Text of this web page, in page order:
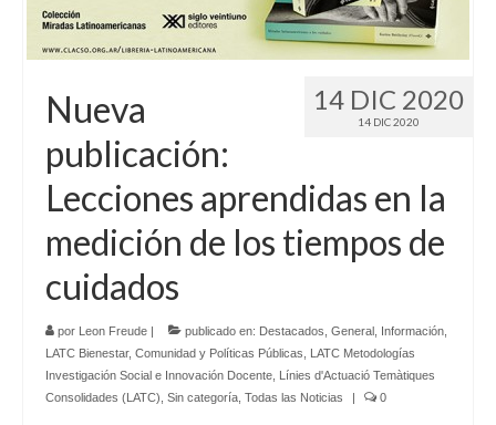
Idioma:
14 DIC 2020
14 DIC 2020
Nueva
publicación:
Lecciones aprendidas en la
medición de los tiempos de
cuidados
por Leon Freude | publicado en: Destacados General Información
LATC Bienestar, Comunidad y Políticas Públicas
LATC Metodologías
Investigación Social e Innovación Docente Línies d'Actuació Temàtiques
Consolidades (LATC) Sin categoría Todas las Noticias | 0